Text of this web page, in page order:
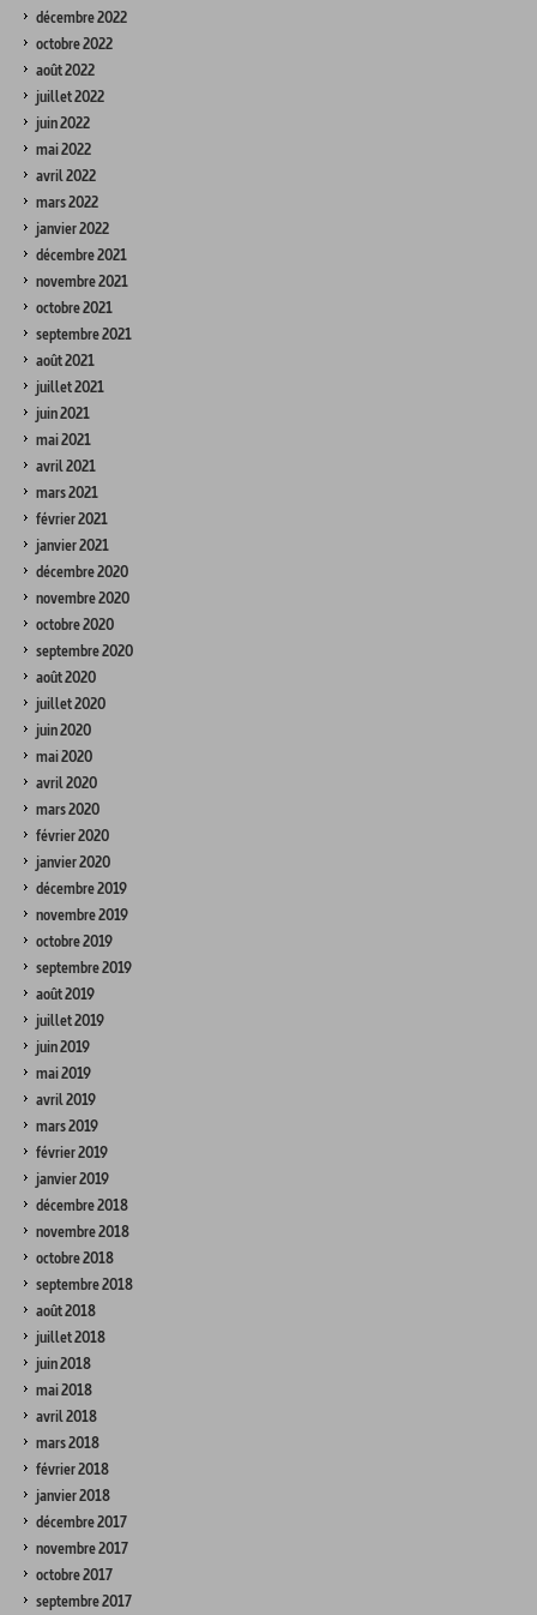
décembre 2022
octobre 2022
août 2022
juillet 2022
juin 2022
mai 2022
avril 2022
mars 2022
janvier 2022
décembre 2021
novembre 2021
octobre 2021
septembre 2021
août 2021
juillet 2021
juin 2021
mai 2021
avril 2021
mars 2021
février 2021
janvier 2021
décembre 2020
novembre 2020
octobre 2020
septembre 2020
août 2020
juillet 2020
juin 2020
mai 2020
avril 2020
mars 2020
février 2020
janvier 2020
décembre 2019
novembre 2019
octobre 2019
septembre 2019
août 2019
juillet 2019
juin 2019
mai 2019
avril 2019
mars 2019
février 2019
janvier 2019
décembre 2018
novembre 2018
octobre 2018
septembre 2018
août 2018
juillet 2018
juin 2018
mai 2018
avril 2018
mars 2018
février 2018
janvier 2018
décembre 2017
novembre 2017
octobre 2017
septembre 2017